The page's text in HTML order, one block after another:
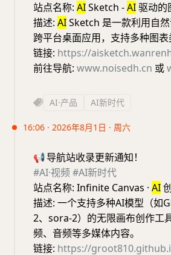
站点名称: AISketch -AI驱动的
描述: AISketch 是一款利用自
跨平台桌面应用，支持多种图表
链接: https://
前往导航: www.noisedh.cn 或
AI·产品 AI新时代
16:06 · 2026年8月1日 · 周六
📢导航站收录更新通知！
#AI·视频#AI新时代
站点名称: Infinite Canvas · AI
描述: 一个支持多种AI模型（如
2、sora-2）的无限画布创作工
频、音频等多媒体内容。
链接: https://